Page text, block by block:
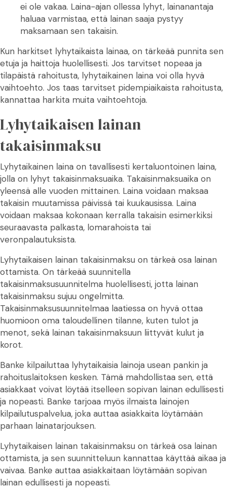
ei ole vakaa. Laina-ajan ollessa lyhyt, lainanantaja
haluaa varmistaa, että lainan saaja pystyy
maksamaan sen takaisin.
Kun harkitset lyhytaikaista lainaa, on tärkeää punnita sen
etuja ja haittoja huolellisesti. Jos tarvitset nopeaa ja
tilapäistä rahoitusta, lyhytaikainen laina voi olla hyvä
vaihtoehto. Jos taas tarvitset pidempiaikaista rahoitusta,
kannattaa harkita muita vaihtoehtoja.
Lyhytaikaisen lainan
takaisinmaksu
Lyhytaikainen laina on tavallisesti kertaluontoinen laina,
jolla on lyhyt takaisinmaksuaika. Takaisinmaksuaika on
yleensä alle vuoden mittainen. Laina voidaan maksaa
takaisin muutamissa päivissä tai kuukausissa. Laina
voidaan maksaa kokonaan kerralla takaisin esimerkiksi
seuraavasta palkasta, lomarahoista tai
veronpalautuksista.
Lyhytaikaisen lainan takaisinmaksu on tärkeä osa lainan
ottamista. On tärkeää suunnitella
takaisinmaksusuunnitelma huolellisesti, jotta lainan
takaisinmaksu sujuu ongelmitta.
Takaisinmaksusuunnitelmaa laatiessa on hyvä ottaa
huomioon oma taloudellinen tilanne, kuten tulot ja
menot, sekä lainan takaisinmaksuun liittyvät kulut ja
korot.
Banke kilpailuttaa lyhytaikaisia lainoja usean pankin ja
rahoituslaitoksen kesken. Tämä mahdollistaa sen, että
asiakkaat voivat löytää itselleen sopivan lainan edullisesti
ja nopeasti. Banke tarjoaa myös ilmaista lainojen
kilpailutuspalvelua, joka auttaa asiakkaita löytämään
parhaan lainatarjouksen.
Lyhytaikaisen lainan takaisinmaksu on tärkeä osa lainan
ottamista, ja sen suunnitteluun kannattaa käyttää aikaa ja
vaivaa. Banke auttaa asiakkaitaan löytämään sopivan
lainan edullisesti ja nopeasti.